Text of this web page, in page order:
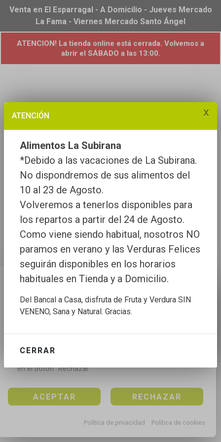
Configuración de cookies
Utilizamos cookies propias y de terceros para mejorar
nuestros servicios, para analizar el tráfico, para
análisis de la navegación.
Puedes aceptar todas las cookies pulsando en el
en el botón “Rechazar”
ACEPTAR RECHAZAR
Política de privacidad Política de cookies
ATENCIÓN x
Alimentos La Subirana
*Debido a las vacaciones de La Subirana.
No dispondremos de sus alimentos del
10 al 23 de Agosto.
Volveremos a tenerlos disponibles para
los repartos a partir del 24 de Agosto.
Como viene siendo habitual, nosotros NO
paramos en verano y las Verduras Felices
seguirán disponibles en los horarios
habituales en Tienda y a Domicilio.
Del Bancal a Casa, disfruta de Fruta y Verdura SIN
VENENO, Sana y Natural. Gracias.
CERRAR
Venta en El Esparragal - A Domicilio - Jueves Mercado
La Fama - Viernes Mercado Santo Ángel
ATENCION! La tienda online está cerrada. Volvemos a
abrir el SÁBADO a las 13:00.